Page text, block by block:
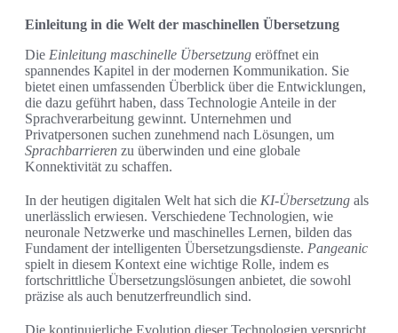
Einleitung in die Welt der maschinellen Übersetzung
Die Einleitung maschinelle Übersetzung eröffnet ein
spannendes Kapitel in der modernen Kommunikation. Sie
bietet einen umfassenden Überblick über die Entwicklungen,
die dazu geführt haben, dass Technologie Anteile in der
Sprachverarbeitung gewinnt. Unternehmen und
Privatpersonen suchen zunehmend nach Lösungen, um
Sprachbarrieren zu überwinden und eine globale
Konnektivität zu schaffen.
In der heutigen digitalen Welt hat sich die KI-Übersetzung als
unerlässlich erwiesen. Verschiedene Technologien, wie
neuronale Netzwerke und maschinelles Lernen, bilden das
Fundament der intelligenten Übersetzungsdienste. Pangeanic
spielt in diesem Kontext eine wichtige Rolle, indem es
fortschrittliche Übersetzungslösungen anbietet, die sowohl
präzise als auch benutzerfreundlich sind.